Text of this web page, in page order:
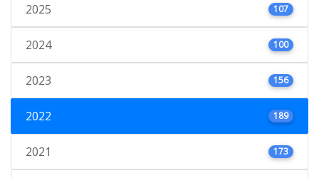
2025 107
2024 100
2023 156
2022 189
2021 173